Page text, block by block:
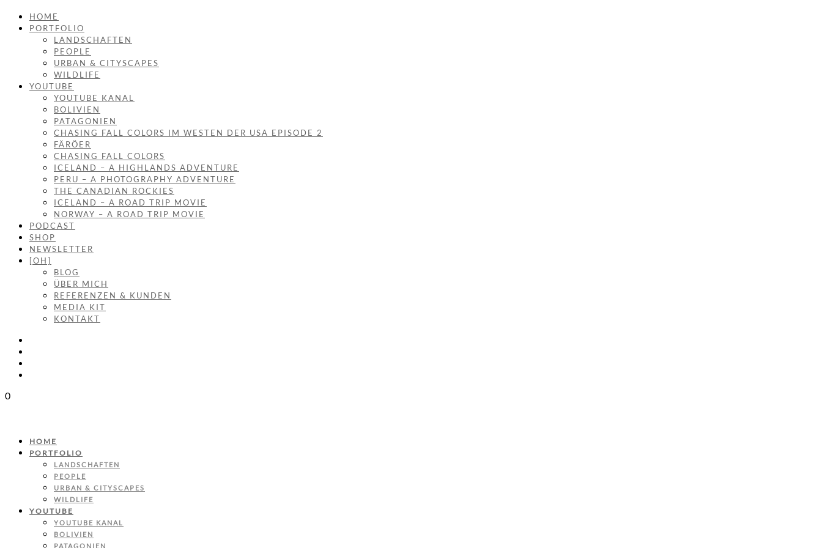
HOME
PORTFOLIO
LANDSCHAFTEN
PEOPLE
URBAN & CITYSCAPES
WILDLIFE
YOUTUBE
YOUTUBE KANAL
BOLIVIEN
PATAGONIEN
CHASING FALL COLORS IM WESTEN DER USA EPISODE 2
FÄRÖER
CHASING FALL COLORS
ICELAND – A HIGHLANDS ADVENTURE
PERU – A PHOTOGRAPHY ADVENTURE
THE CANADIAN ROCKIES
ICELAND – A ROAD TRIP MOVIE
NORWAY – A ROAD TRIP MOVIE
PODCAST
SHOP
NEWSLETTER
[OH]
BLOG
ÜBER MICH
REFERENZEN & KUNDEN
MEDIA KIT
KONTAKT
0
HOME
PORTFOLIO
LANDSCHAFTEN
PEOPLE
URBAN & CITYSCAPES
WILDLIFE
YOUTUBE
YOUTUBE KANAL
BOLIVIEN
PATAGONIEN